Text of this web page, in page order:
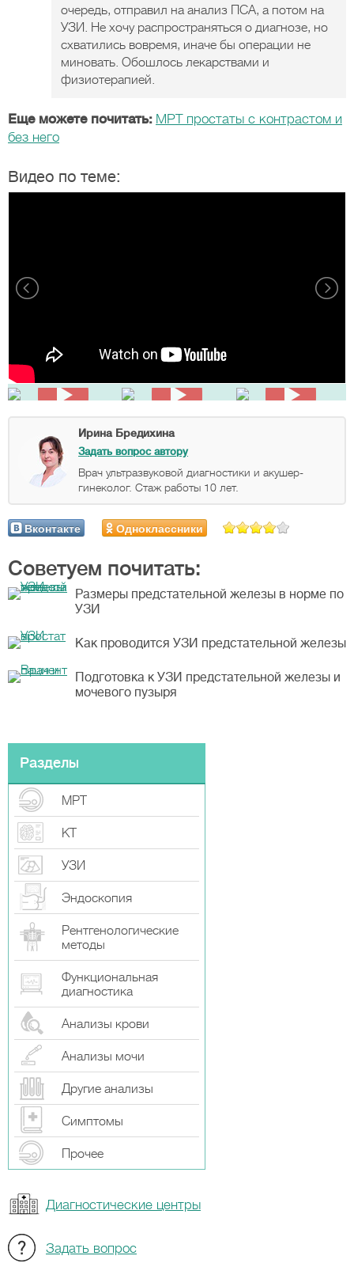
очередь, отправил на анализ ПСА, а потом на
УЗИ. Не хочу распространяться о диагнозе, но
схватились вовремя, иначе бы операции не
миновать. Обошлось лекарствами и
физиотерапией.
Еще можете почитать: МРТ простаты с контрастом и
без него
Видео по теме:
Ирина Бредихина
Задать вопрос автору
Врач ультразвуковой диагностики и акушер-
гинеколог. Стаж работы 10 лет.
Вконтакте Одноклассники
Советуем почитать:
Размеры предстательной железы в норме по
УЗИ
Как проводится УЗИ предстательной железы
Подготовка к УЗИ предстательной железы и
мочевого пузыря
Разделы
МРТ
КТ
УЗИ
Эндоскопия
Рентгенологические
методы
Функциональная
диагностика
Анализы крови
Анализы мочи
Другие анализы
Симптомы
Прочeе
Диагностические центры
Задать вопрос